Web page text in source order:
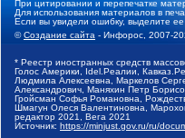
При цитировании и перепечатке
Для использования материалов в
Если вы увидели ошибку, выделите
©Создание сайта - Инфорос, 2007-
* Реестр иностранных средств
Голос Америки, Idel.Реалии,
Людмила Алексеевна, Маркелов
Александрович, Маняхин Петр
Гройсман Софья Романовна,
Шмагун Олеся Валентиновна,
редактор 2021, Вега 2021
Источник: https://minjust.gov.ru/ru/